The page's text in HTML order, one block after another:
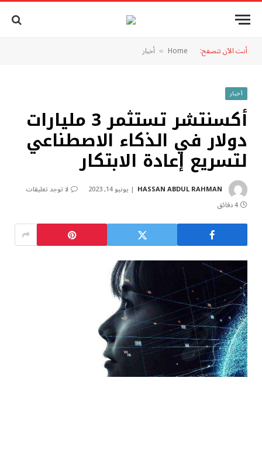
أنت الآن تتصفح: Home
» أخبار
أخبار
أكسنتشر تستثمر 3 مليارات
دولار في الذكاء الاصطناعي
لتسريع إعادة الابتكار
HASSAN ABDUL RAHMAN يونيو 14, 2023
لا توجد تعليقات
4 دقائق